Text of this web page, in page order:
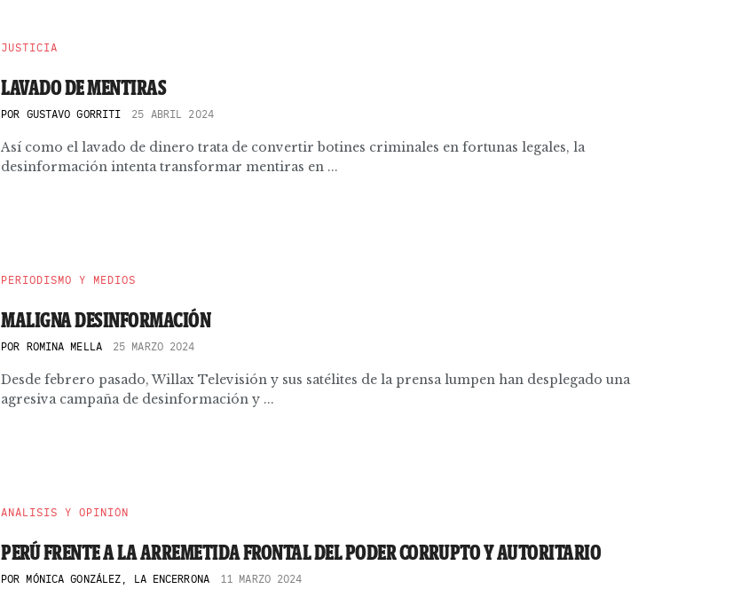
JUSTICIA
LAVADO DE MENTIRAS
POR GUSTAVO GORRITI 25 ABRIL 2024
Así como el lavado de dinero trata de convertir botines criminales en fortunas legales, la
desinformación intenta transformar mentiras en ...
PERIODISMO Y MEDIOS
MALIGNA DESINFORMACIÓN
POR ROMINA MELLA 25 MARZO 2024
Desde febrero pasado, Willax Televisión y sus satélites de la prensa lumpen han desplegado una
agresiva campaña de desinformación y ...
ANÁLISIS Y OPINIÓN
PERÚ FRENTE A LA ARREMETIDA FRONTAL DEL PODER CORRUPTO Y AUTORITARIO
POR MÓNICA GONZÁLEZ, LA ENCERRONA 11 MARZO 2024